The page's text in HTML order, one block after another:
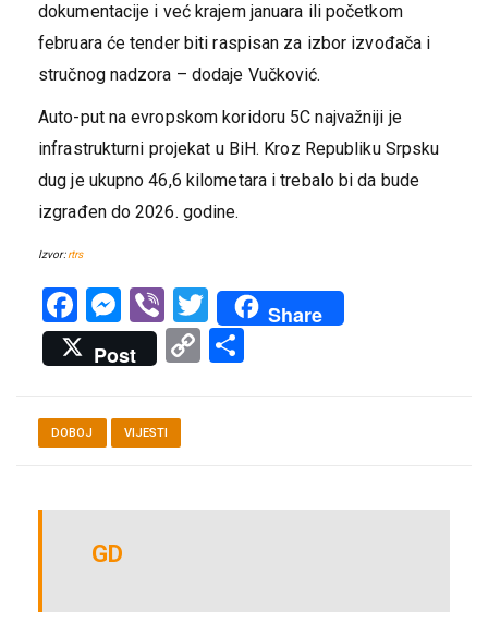
dokumentacije i već krajem januara ili početkom
februara će tender biti raspisan za izbor izvođača i
stručnog nadzora – dodaje Vučković.
Auto-put na evropskom koridoru 5C najvažniji je
infrastrukturni projekat u BiH. Kroz Republiku Srpsku
dug je ukupno 46,6 kilometara i trebalo bi da bude
izgrađen do 2026. godine.
Izvor:rtrs
Facebook
Messenger
ViberTwitter
Share
Post
Copy
DOBOJ VIJESTI
GD